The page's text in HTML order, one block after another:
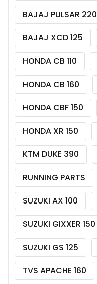
BAJAJ PULSAR 220
BAJAJ XCD 125
HONDA CB 110
HONDA CB 160
HONDA CBF 150
HONDA XR 150
KTM DUKE 390
RUNNING PARTS
SUZUKI AX 100
SUZUKI GIXXER 150
SUZUKI GS 125
TVS APACHE 160